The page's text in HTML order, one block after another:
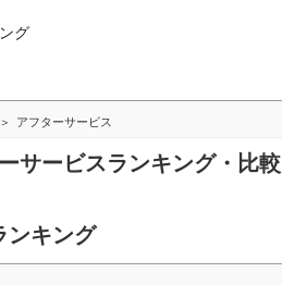
グ
アフターサービス
サービスランキング・比較
ンキング